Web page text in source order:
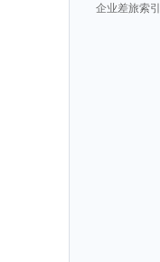
企业差旅索引